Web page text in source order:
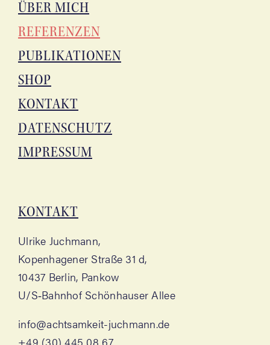
ÜBER MICH
REFE­REN­ZEN
PUBLI­KA­TIO­NEN
SHOP
KON­TAKT
DATEN­SCHUTZ
IMPRES­SUM
KON­TAKT
Ulri­ke Juchmann,
Kopen­ha­ge­ner Stra­ße 31 d,
10437 Ber­lin, Pankow
U/S‑Bahnhof Schön­hau­ser Allee
info@achtsamkeit-juchmann.de
+49 (30) 445 08 67